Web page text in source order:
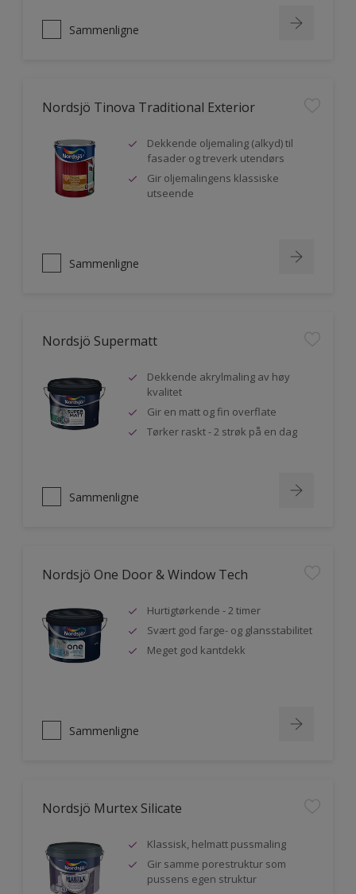
Sammenligne
Nordsjö Tinova Traditional Exterior
Dekkende oljemaling (alkyd) til
fasader og treverk utendørs
Gir oljemalingens klassiske
utseende
Sammenligne
Nordsjö Supermatt
Dekkende akrylmaling av høy
kvalitet
Gir en matt og fin overflate
Tørker raskt - 2 strøk på en dag
Sammenligne
Nordsjö One Door & Window Tech
Hurtigtørkende - 2 timer
Svært god farge- og glansstabilitet
Meget god kantdekk
Sammenligne
Nordsjö Murtex Silicate
Klassisk, helmatt pussmaling
Gir samme porestruktur som
pussens egen struktur